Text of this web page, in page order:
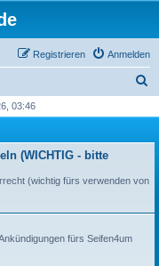
Anmelden
Registrieren
h
03:46
(WICHTIG - bitte
(wichtig fürs verwenden von
fürs Seifen4um